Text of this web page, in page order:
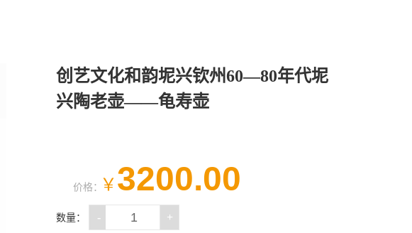
创艺文化和韵坭兴钦州60—80年代坭
兴陶老壶——龟寿壶
价格：￥3200.00
数量： - +